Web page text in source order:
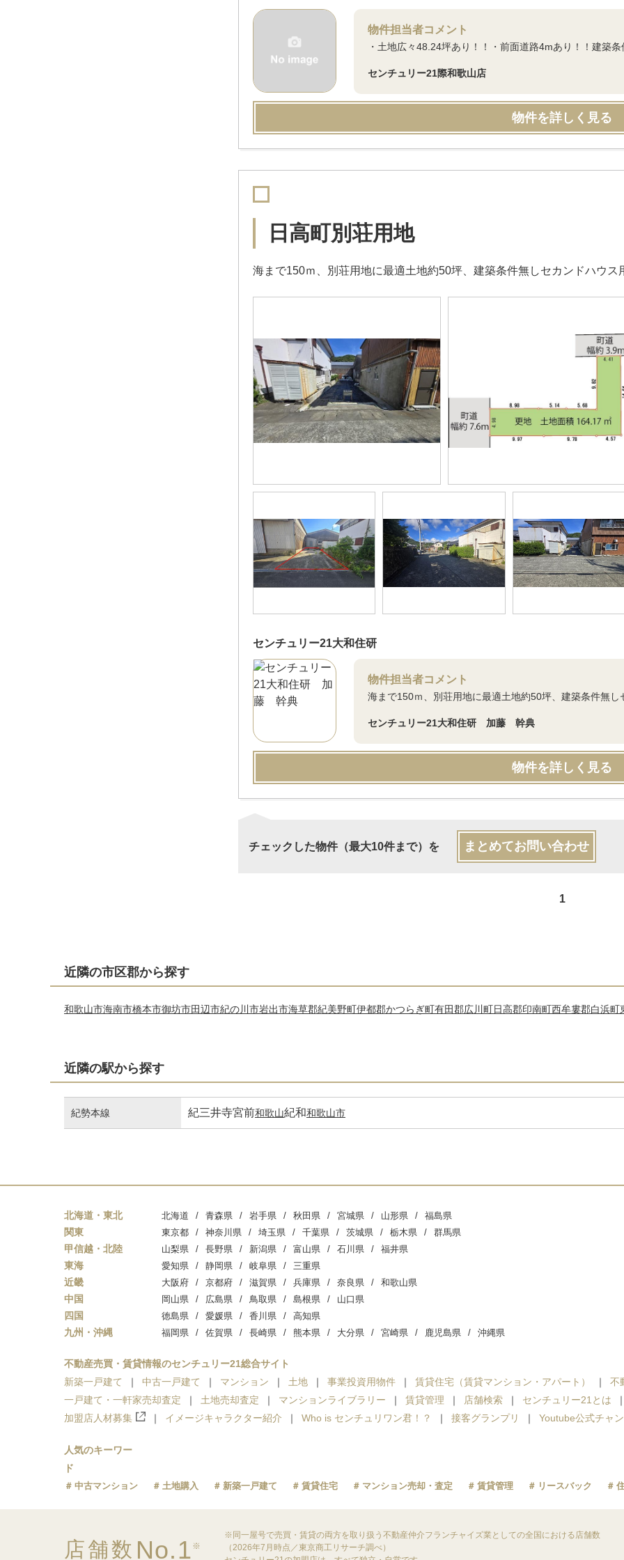
物件担当者コメント
・土地広々48.24坪あり！！・前面道路4mあり！！建築
センチュリー21際和歌山店
物件を詳しく見る
日高町別荘用地
海まで150ｍ、別荘用地に最適土地約50坪、建築条件無しセカンドハウス
センチュリー21大和住研
物件担当者コメント
海まで150ｍ、別荘用地に最適土地約50坪、建築条件無
センチュリー21大和住研 加藤 幹典
物件を詳しく見る
チェックした物件（最大10件まで）を まとめてお問い合わせ
1
近隣の市区郡から探す
和歌山市海南市橋本市御坊市田辺市紀の川市岩出市海草郡紀美野町伊都郡かつらぎ町有田郡広川町日高郡印南町西牟婁郡白浜町
近隣の駅から探す
紀勢本線 紀三井寺宮前和歌山紀和和歌山市
北海道・東北 北海道 青森県 岩手県 秋田県 宮城県 山形県 福島県
関東 東京都 神奈川県 埼玉県 千葉県 茨城県 栃木県 群馬県
甲信越・北陸 山梨県 長野県 新潟県 富山県 石川県 福井県
東海 愛知県 静岡県 岐阜県 三重県
近畿 大阪府 京都府 滋賀県 兵庫県 奈良県 和歌山県
中国 岡山県 広島県 鳥取県 島根県 山口県
四国 徳島県 愛媛県 香川県 高知県
九州・沖縄 福岡県 佐賀県 長崎県 熊本県 大分県 宮崎県 鹿児島県 沖縄県
不動産売買・賃貸情報のセンチュリー21総合サイト
新築一戸建て
中古一戸建て マンション 土地 事業投資用物件 賃貸住宅（賃貸マンション・アパート） 不
一戸建て・一軒家売却査定
土地売却査定 マンションライブラリー 賃貸管理 店舗検索 センチュリー21とは
加盟店人材募集
イメージキャラクター紹介 Who is センチュリワン君！？ 接客グランプリ Youtube公式チャ
人気のキーワー
ド
中古マンション 土地購入 新築一戸建て 賃貸住宅 マンション売却・査定 賃貸管理 リースバック
店舗数 No.1 ※
※同一屋号で売買・賃貸の両方を取り扱う不動産仲介フランチャイズ業としての全国における店舗数
（2026年7月時点／東京商工リサーチ調べ）